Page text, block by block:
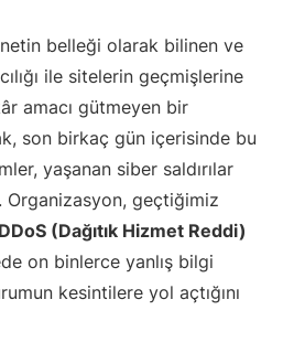
belleği olarak bilinen ve
ile sitelerin geçmişlerine
amacı gütmeyen bir
son birkaç gün içerisinde bu
yaşanan siber saldırılar
geçtiğimiz
DDoS (Dağıtık Hizmet Reddi)
on binlerce yanlış bilgi
kesintilere yol açtığını